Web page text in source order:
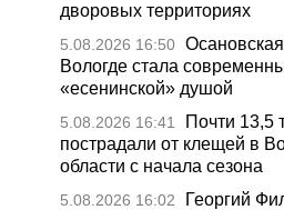
дворовых территориях
5.08.2026 16:50
Вологде стала
«есенинской» душой
5.08.2026 16:41
Почти 13,5
пострадали от клещей в
области с начала сезона
5.08.2026 16:02
Георгий